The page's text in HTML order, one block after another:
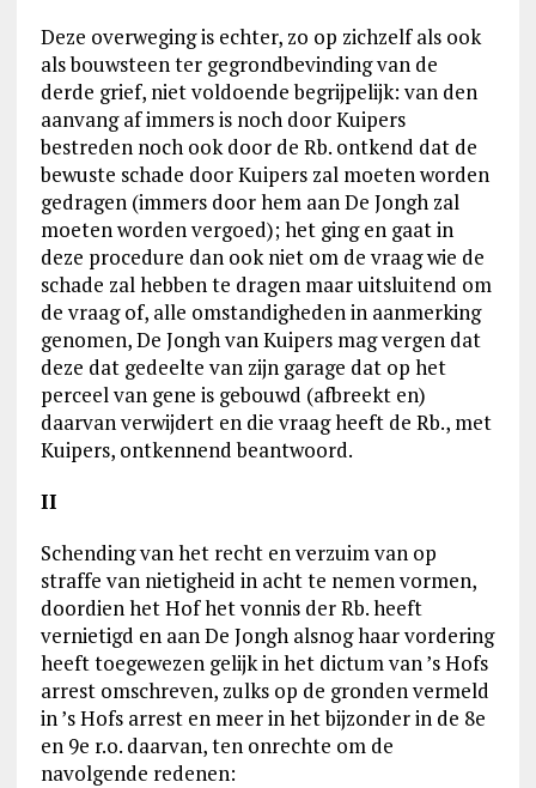
Deze overweging is echter, zo op zichzelf als ook
als bouwsteen ter gegrondbevinding van de
derde grief, niet voldoende begrijpelijk: van den
aanvang af immers is noch door Kuipers
bestreden noch ook door de Rb. ontkend dat de
bewuste schade door Kuipers zal moeten worden
gedragen (immers door hem aan De Jongh zal
moeten worden vergoed); het ging en gaat in
deze procedure dan ook niet om de vraag wie de
schade zal hebben te dragen maar uitsluitend om
de vraag of, alle omstandigheden in aanmerking
genomen, De Jongh van Kuipers mag vergen dat
deze dat gedeelte van zijn garage dat op het
perceel van gene is gebouwd (afbreekt en)
daarvan verwijdert en die vraag heeft de Rb., met
Kuipers, ontkennend beantwoord.
II
Schending van het recht en verzuim van op
straffe van nietigheid in acht te nemen vormen,
doordien het Hof het vonnis der Rb. heeft
vernietigd en aan De Jongh alsnog haar vordering
heeft toegewezen gelijk in het dictum van ’s Hofs
arrest omschreven, zulks op de gronden vermeld
in ’s Hofs arrest en meer in het bijzonder in de 8e
en 9e r.o. daarvan, ten onrechte om de
navolgende redenen: